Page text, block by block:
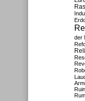
der